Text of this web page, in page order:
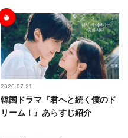
2026.07.21
韓国ドラマ『君へと続く僕のド
リーム！』あらすじ紹介